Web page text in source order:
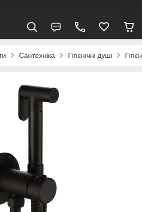
Сантехніка Гігієнічні душі